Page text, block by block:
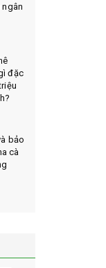
ngân
đặc
bảo
cà